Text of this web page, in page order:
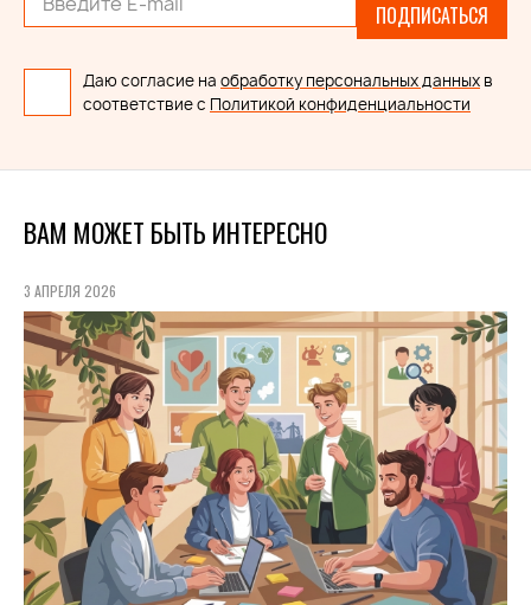
ПОДПИСАТЬСЯ
Даю согласие на обработку персональных данных в
соответствие с Политикой конфиденциальности
ВАМ МОЖЕТ БЫТЬ ИНТЕРЕСНО
3 АПРЕЛЯ 2026